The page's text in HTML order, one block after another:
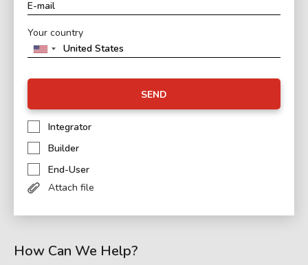
Your country
SEND
Integrator
Builder
End-User
Attach file
How Can We Help?